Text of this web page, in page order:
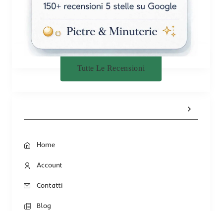
Tutte Le Recensioni
Home
Account
Contatti
Blog